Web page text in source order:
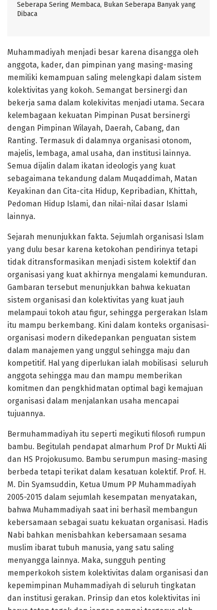
Seberapa Sering Membaca, Bukan Seberapa Banyak yang
Dibaca
Muhammadiyah menjadi besar karena disangga oleh
anggota, kader, dan pimpinan yang masing-masing
memiliki kemampuan saling melengkapi dalam sistem
kolektivitas yang kokoh. Semangat bersinergi dan
bekerja sama dalam kolekivitas menjadi utama. Secara
kelembagaan kekuatan Pimpinan Pusat bersinergi
dengan Pimpinan Wilayah, Daerah, Cabang, dan
Ranting. Termasuk di dalamnya organisasi otonom,
majelis, lembaga, amal usaha, dan institusi lainnya.
Semua dijalin dalam ikatan ideologis yang kuat
sebagaimana tekandung dalam Muqaddimah, Matan
Keyakinan dan Cita-cita Hidup, Kepribadian, Khittah,
Pedoman Hidup Islami, dan nilai-nilai dasar Islami
lainnya.
Sejarah menunjukkan fakta. Sejumlah organisasi Islam
yang dulu besar karena ketokohan pendirinya tetapi
tidak ditransformasikan menjadi sistem kolektif dan
organisasi yang kuat akhirnya mengalami kemunduran.
Gambaran tersebut menunjukkan bahwa kekuatan
sistem organisasi dan kolektivitas yang kuat jauh
melampaui tokoh atau figur, sehingga pergerakan Islam
itu mampu berkembang. Kini dalam konteks organisasi-
organisasi modern dikedepankan penguatan sistem
dalam manajemen yang unggul sehingga maju dan
kompetitif. Hal yang diperlukan ialah mobilisasi seluruh
anggota sehingga mau dan mampu memberikan
komitmen dan pengkhidmatan optimal bagi kemajuan
organisasi dalam menjalankan usaha mencapai
tujuannya.
Bermuhammadiyah itu seperti megikuti filosofi rumpun
bambu. Begitulah pendapat almarhum Prof Dr Mukti Ali
dan HS Projokusumo. Bambu serumpun masing-masing
berbeda tetapi terikat dalam kesatuan kolektif. Prof. H.
M. Din Syamsuddin, Ketua Umum PP Muhammadiyah
2005-2015 dalam sejumlah kesempatan menyatakan,
bahwa Muhammadiyah saat ini berhasil membangun
kebersamaan sebagai suatu kekuatan organisasi. Hadis
Nabi bahkan menisbahkan kebersamaan sesama
muslim ibarat tubuh manusia, yang satu saling
menyangga lainnya. Maka, sungguh penting
memperkokoh sistem kolektivitas dalam organisasi dan
kepemimpinan Muhammadiyah di seluruh tingkatan
dan institusi gerakan. Prinsip dan etos kolektivitas ini